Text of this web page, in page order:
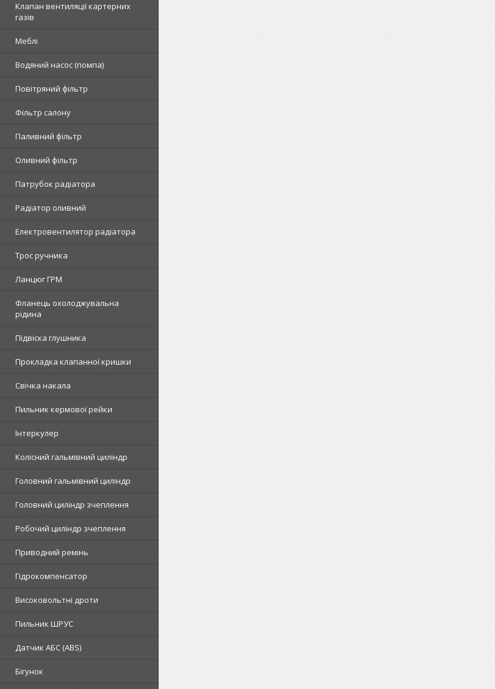
Клапан вентиляції картерних
газів
Меблі
Водяний насос (помпа)
Повітряний фільтр
Фільтр салону
Паливний фільтр
Оливний фільтр
Патрубок радіатора
Радіатор оливний
Електровентилятор радіатора
Трос ручника
Ланцюг ГРМ
Фланець охолоджувальна
рідина
Підвіска глушника
Прокладка клапанної кришки
Свічка накала
Пильник кермової рейки
Інтеркулер
Колісний гальмівний циліндр
Головний гальмівний циліндр
Головний циліндр зчеплення
Робочий циліндр зчеплення
Приводний ремінь
Гідрокомпенсатор
Високовольтні дроти
Пильник ШРУС
Датчик АБС (ABS)
Бігунок